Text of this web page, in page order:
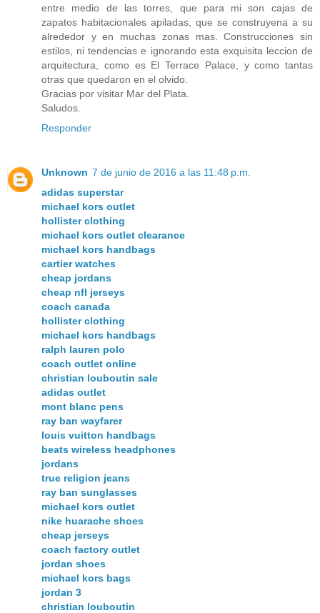
entre medio de las torres, que para mi son cajas de
zapatos habitacionales apiladas, que se construyena a su
alrededor y en muchas zonas mas. Construcciones sin
estilos, ni tendencias e ignorando esta exquisita leccion de
arquitectura, como es El Terrace Palace, y como tantas
otras que quedaron en el olvido.
Gracias por visitar Mar del Plata.
Saludos.
Responder
Unknown 7 de junio de 2016 a las 11:48 p.m.
adidas superstar
michael kors outlet
hollister clothing
michael kors outlet clearance
michael kors handbags
cartier watches
cheap jordans
cheap nfl jerseys
coach canada
hollister clothing
michael kors handbags
ralph lauren polo
coach outlet online
christian louboutin sale
adidas outlet
mont blanc pens
ray ban wayfarer
louis vuitton handbags
beats wireless headphones
jordans
true religion jeans
ray ban sunglasses
michael kors outlet
nike huarache shoes
cheap jerseys
coach factory outlet
jordan shoes
michael kors bags
jordan 3
christian louboutin